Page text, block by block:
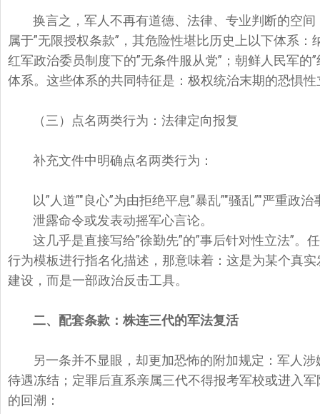
换言之，军人不再有道德、法律、专业判断的空
属于”无限授权条款”，其危险性堪比历史上以下体系
红军政治委员制度下的”无条件服从党”；朝鲜人民军的
体系。这些体系的共同特征是：极权统治末期的恐惧性
（三）点名两类行为：法律定向报复
补充文件中明确点名两类行为：
以”人道”"良心”为由拒绝平息”暴乱”"骚乱”"严重政治
泄露命令或发表动摇军心言论。
这几乎是直接写给”徐勤先”的”事后针对性立法”
行为模板进行指名化描述，那意味着：这是为某个真
建设，而是一部政治反击工具。
二、配套条款：株连三代的军法复活
另一条并不显眼，却更加恐怖的附加规定：军人
待遇冻结；定罪后直系亲属三代不得报考军校或进入
的回潮：